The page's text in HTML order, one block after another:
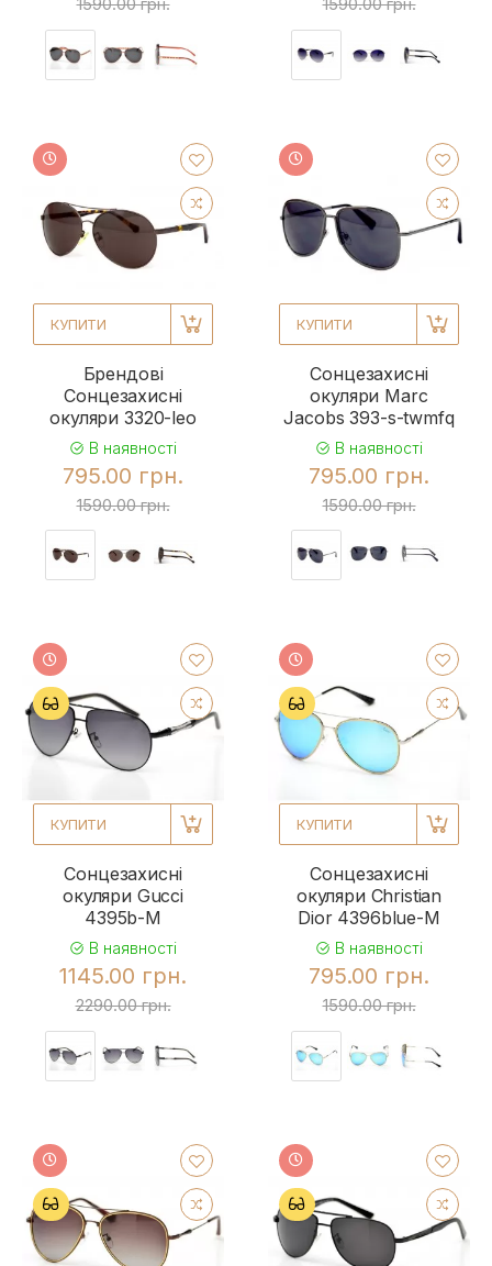
КУПИТИ
Брендові
Сонцезахисні
окуляри 3320-leo
В наявності
795.00 грн.
1590.00 грн.
КУПИТИ
Сонцезахисні
окуляри Marc
Jacobs 393-s-twmfq
В наявності
795.00 грн.
1590.00 грн.
КУПИТИ
Сонцезахисні
окуляри Gucci
4395b-M
В наявності
1145.00 грн.
2290.00 грн.
КУПИТИ
Сонцезахисні
окуляри Christian
Dior 4396blue-M
В наявності
795.00 грн.
1590.00 грн.